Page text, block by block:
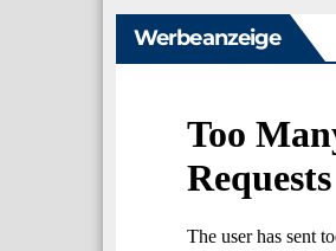
Werbeanzeige